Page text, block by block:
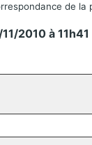
de la
2010 à 11h41